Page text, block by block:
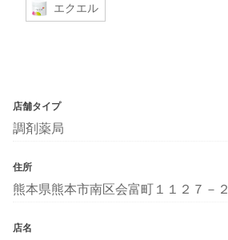
エクエル
店舗タイプ
調剤薬局
住所
熊本県熊本市南区会富町１１２７－２
店名